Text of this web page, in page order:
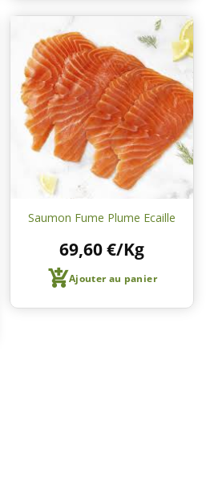
Ajouter
à une
liste de
courses
Saumon Fume Plume Ecaille
69,60€/Kg
Ajouter au panier